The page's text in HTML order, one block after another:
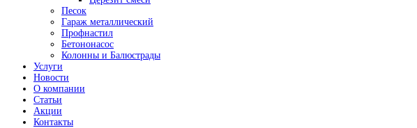
Песок
Гараж металлический
Профнастил
Бетононасос
Колонны и Балюстрады
Услуги
Новости
О компании
Статьи
Акции
Контакты